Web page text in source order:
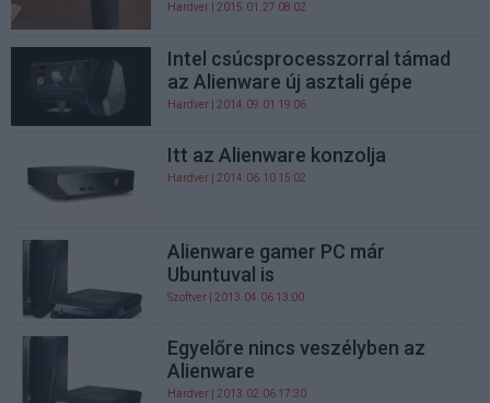
Hardver | 2015.01.27 08:02
Intel csúcsprocesszorral támad
az Alienware új asztali gépe
Hardver | 2014.09.01 19:06
Itt az Alienware konzolja
Hardver | 2014.06.10 15:02
Alienware gamer PC már
Ubuntuval is
Szoftver | 2013.04.06 13:00
Egyelőre nincs veszélyben az
Alienware
Hardver | 2013.02.06 17:30